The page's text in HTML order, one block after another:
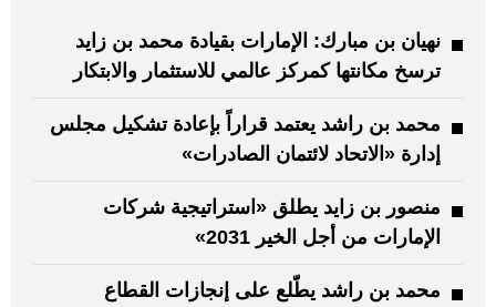
نهيان بن مبارك: الإمارات بقيادة محمد بن زايد
ترسخ مكانتها كمركز عالمي للاستثمار والابتكار
محمد بن راشد يعتمد قراراً بإعادة تشكيل مجلس
إدارة «الاتحاد لائتمان الصادرات»
منصور بن زايد يطلق «استراتيجية شركات
الإمارات من أجل الخير 2031»
محمد بن راشد يطّلع على إنجازات القطاع